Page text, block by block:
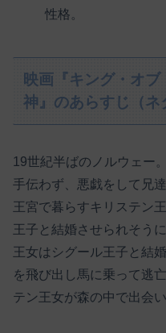
性格。
映画『キング・オ
神』のあらすじ（ネ
19世紀半ばのノルウェー
手伝わず、悪戯をして兄
王宮で暮らすキリステン
王子と結婚させられそう
王女はシグール王子と結
を飛び出し馬に乗って逃
テン王女が森の中で出会